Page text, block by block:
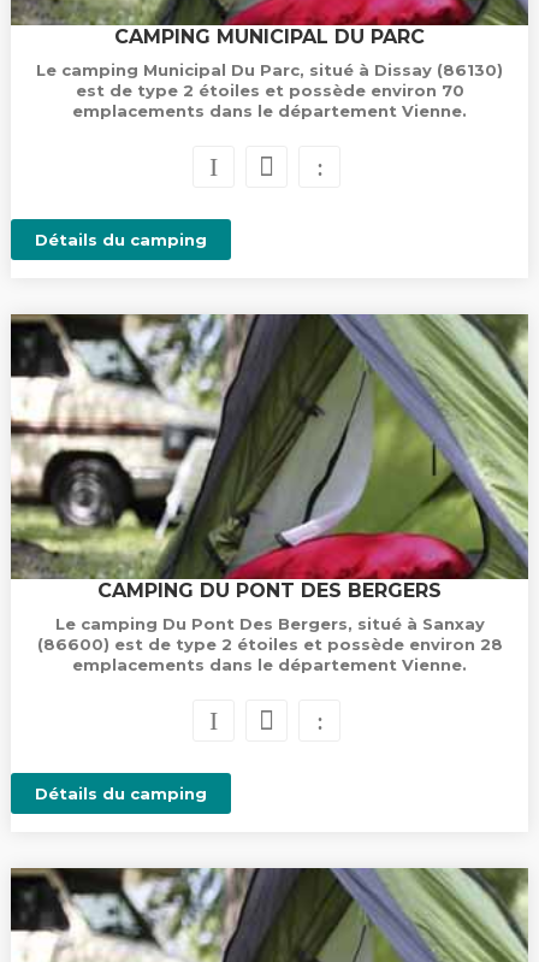
CAMPING MUNICIPAL DU PARC
Le camping Municipal Du Parc, situé à Dissay (86130)
est de type 2 étoiles et possède environ 70
emplacements dans le département Vienne.
Détails du camping
CAMPING DU PONT DES BERGERS
Le camping Du Pont Des Bergers, situé à Sanxay
(86600) est de type 2 étoiles et possède environ 28
emplacements dans le département Vienne.
Détails du camping